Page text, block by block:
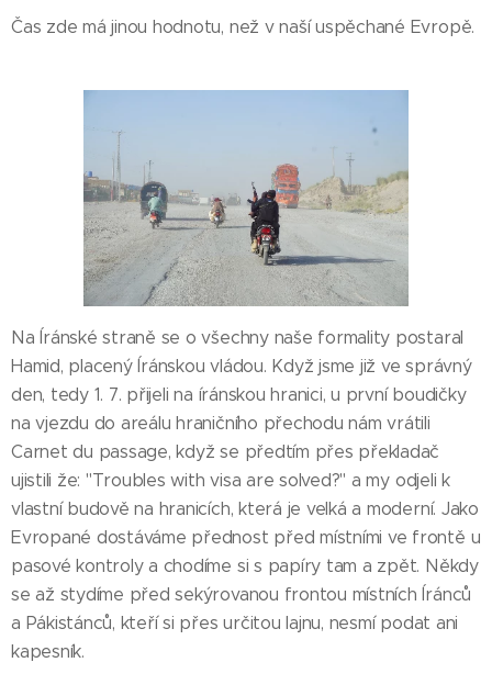
Čas zde má jinou hodnotu, než v naší uspěchané Evropě.
Na Íránské straně se o všechny naše formality postaral
Hamid, placený Íránskou vládou. Když jsme již ve správný
den, tedy 1. 7. přijeli na íránskou hranici, u první boudičky
na vjezdu do areálu hraničního přechodu nám vrátili
Carnet du passage, když se předtím přes překladač
ujistili že: "Troubles with visa are solved?" a my odjeli k
vlastní budově na hranicích, která je velká a moderní. Jako
Evropané dostáváme přednost před místními ve frontě u
pasové kontroly a chodíme si s papíry tam a zpět. Někdy
se až stydíme před sekýrovanou frontou místních Íránců
a Pákistánců, kteří si přes určitou lajnu, nesmí podat ani
kapesník.